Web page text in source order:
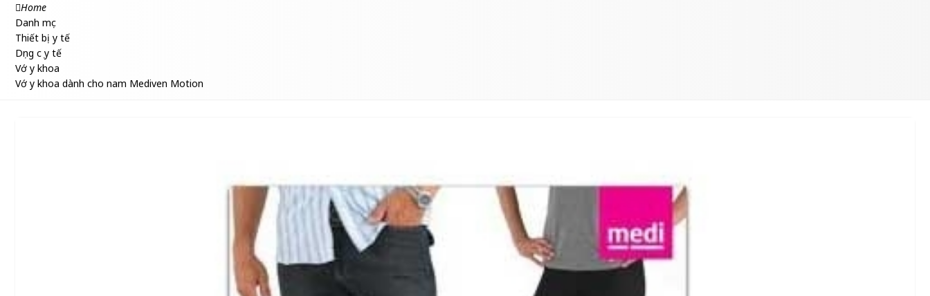
Home
Danh mục
Thiết bị y tế
Dụng cụ y tế
Vớ y khoa
Vớ y khoa dành cho nam Mediven Motion